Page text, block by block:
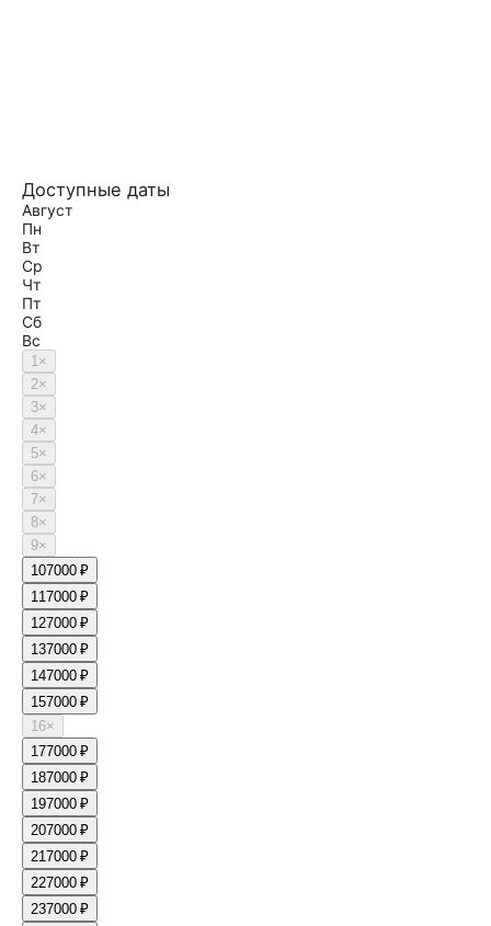
Доступные даты
Август
Пн
Вт
Ср
Чт
Пт
Сб
Вс
1×
2×
3×
4×
5×
6×
7×
8×
9×
107000 ₽
117000 ₽
127000 ₽
137000 ₽
147000 ₽
157000 ₽
16×
177000 ₽
187000 ₽
197000 ₽
207000 ₽
217000 ₽
227000 ₽
237000 ₽